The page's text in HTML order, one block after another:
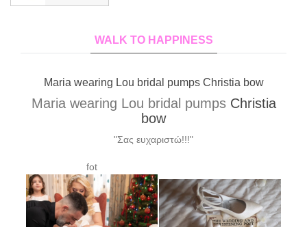
WALK TO HAPPINESS
Xrysa wearing Lou bridal pumps Elvira custom made
Xrysa wearing Lou bridal pumpsElvira
custom made
"Σας ευχαριστώ για τα υπέροχα γοβάκια!!! Έκαναν